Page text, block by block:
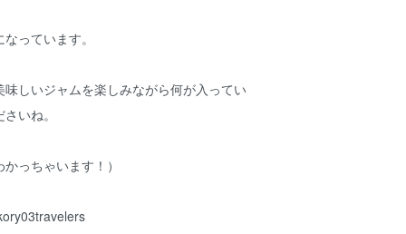
っています。
味しいジャムを楽しみながら何が入ってい
いね。
っちゃいます！）